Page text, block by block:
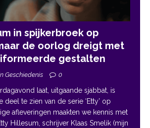
in spijkerbroek op
de oorlog dreigt met
gestalten
Geschiedenis 0
laat, uitgaande sjabbat, is
deel te zien van de serie ‘Etty’ op
afleveringen maakten we kennis met
Hillesum, schrijver Klaas Smelik (mijn